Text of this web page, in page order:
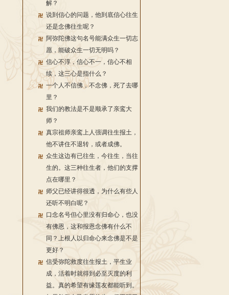
解？
说到信心的问题，他到底信心往生
还是念佛往生呢？
阿弥陀佛这句名号能满众生一切志
愿，能破众生一切无明吗？
信心不淳，信心不一，信心不相
续，这三心是指什么？
一个人不信佛，不念佛，死了去哪
里？
我们的教法是不是顺承了亲鸾大
师？
真宗祖师亲鸾上人强调往生报土，
他不讲住不退转，或者成佛。
众生这边有已往生，今往生，当往
生的。这三种往生者，他们的支撑
点在哪里？
师父已经讲得很透，为什么有些人
还听不明白呢？
口念名号但心里没有归命心，也没
有佛恩，这和报恩念佛有什么不
同？上根人以归命心来念佛是不是
更好？
信受弥陀救度往生报土，平生业
成，活着时就得到必至灭度的利
益。真的希望有缘莲友都能听到。